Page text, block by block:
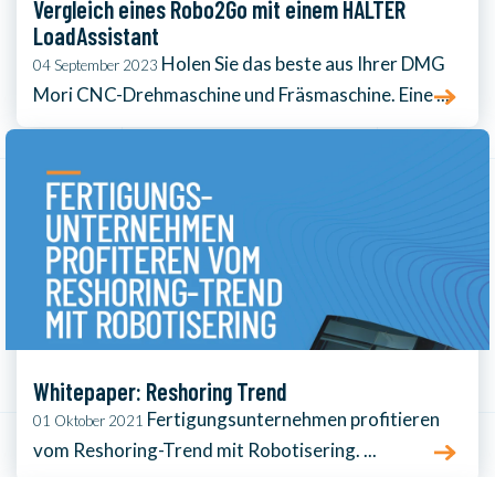
Vergleich eines Robo2Go mit einem HALTER
LoadAssistant
04 September 2023 Holen Sie das beste aus Ihrer DMG
Mori CNC-Drehmaschine und Fräsmaschine. Eine ...
Whitepaper: Reshoring Trend
01 Oktober 2021 Fertigungsunternehmen profitieren
vom Reshoring-Trend mit Robotisering. ...